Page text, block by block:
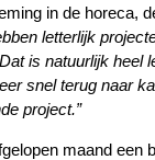
in de horeca,
letterlijk
is natuurlijk heel
snel terug naar
project.”
maand een